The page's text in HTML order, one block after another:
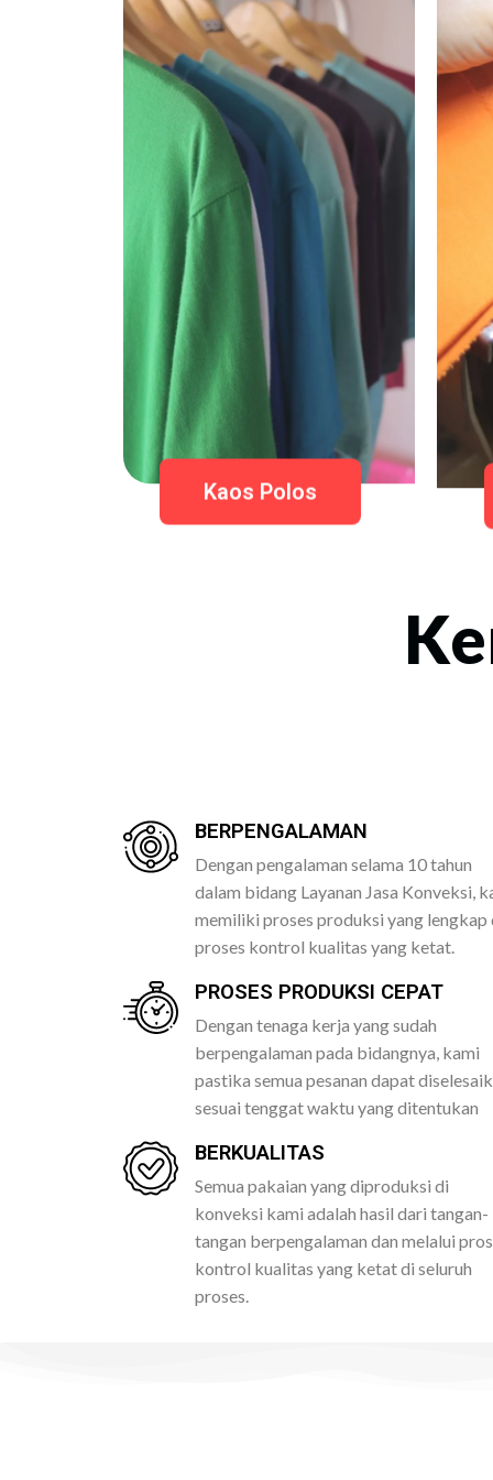
Kaos Polos
BERPENGALAMAN
Dengan pengalaman selama 10 tahun
dalam bidang Layanan Jasa Konveksi,
memiliki proses produksi yang lengkap
proses kontrol kualitas yang ketat.
PROSES PRODUKSI CEPAT
Dengan tenaga kerja yang sudah
berpengalaman pada bidangnya, kami
pastika semua pesanan dapat
sesuai tenggat waktu yang ditentukan
BERKUALITAS
Semua pakaian yang diproduksi di
konveksi kami adalah hasil dari tangan-
tangan berpengalaman dan melalui
kontrol kualitas yang ketat di seluruh
proses.